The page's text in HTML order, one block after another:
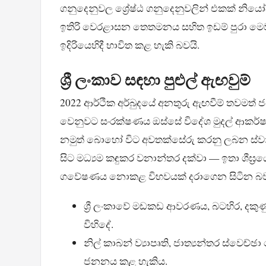
ගනුදෙනුවල ශ්‍රේෂ්ඨ ගනුදෙනුවලින් එකක්
ඉතිරි වෙරළාසන තෙතමනය සහිත ඉඩම් පුරා
ඉදිරියෙහිදී භාවිත කළ හැකි බවයි.
ශ්‍රී ලංකාව සඳහා පුළුල් ඇඟවුම්
2022 ආර්ථික අර්බුදයේ අනතුරු ඇඟවීම් තවමත්
වෙනුවට සංරක්ෂණය ඔස්සේ විදේශ මුදල්
නමුත් බොහෝ විට අවතක්සේරු කරනු ලබන
සිට මධ්‍යම කඳුකර වනාන්තර දක්වා — ඉතා
ගවේෂණය නොකළ විභවයක් දරාගෙන සිටින
ශ්‍රී ලංකාවේ මඩකඩ ආවරණය, බටහිර,
විහිදේ.
නිල් කාබන් ව්‍යාපෘති, ජාත්‍යන්තර
ජනනය කළ හැකිය.